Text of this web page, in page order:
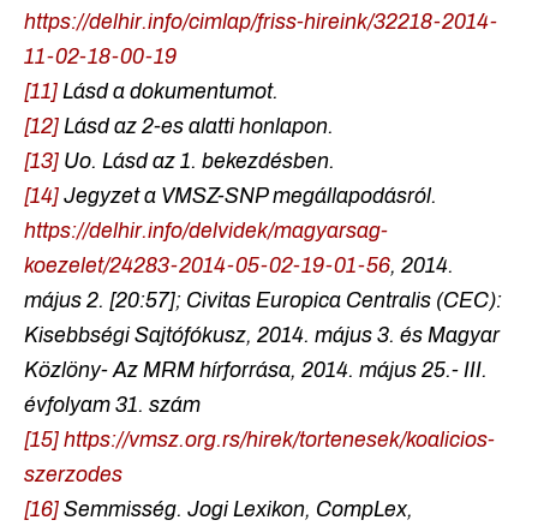
https://delhir.info/cimlap/friss-hireink/32218-2014-
11-02-18-00-19
[11] Lásd a dokumentumot.
[12] Lásd az 2-es alatti honlapon.
[13] Uo. Lásd az 1. bekezdésben.
[14] Jegyzet a VMSZ-SNP megállapodásról.
https://delhir.info/delvidek/magyarsag-
koezelet/24283-2014-05-02-19-01-56, 2014.
május 2. [20:57]; Civitas Europica Centralis (CEC):
Kisebbségi Sajtófókusz, 2014. május 3. és Magyar
Közlöny- Az MRM hírforrása, 2014. május 25.- III.
évfolyam 31. szám
[15] https://vmsz.org.rs/hirek/tortenesek/koalicios-
szerzodes
[16] Semmisség. Jogi Lexikon, CompLex,